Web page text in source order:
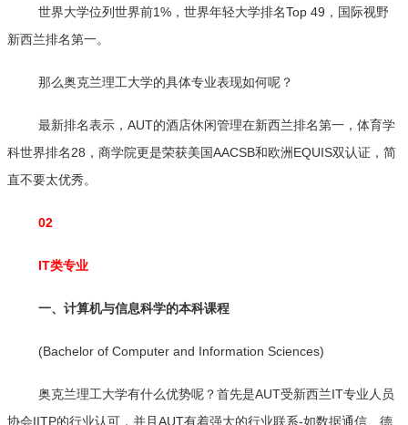
世界大学位列世界前1%，世界年轻大学排名Top 49，国际视野
新西兰排名第一。
那么奥克兰理工大学的具体专业表现如何呢？
最新排名表示，AUT的酒店休闲管理在新西兰排名第一，体育学
科世界排名28，商学院更是荣获美国AACSB和欧洲EQUIS双认证，简
直不要太优秀。
02
IT类专业
一、计算机与信息科学的本科课程
(Bachelor of Computer and Information Sciences)
奥克兰理工大学有什么优势呢？首先是AUT受新西兰IT专业人员
协会IITP的行业认可，并且AUT有着强大的行业联系-如数据通信、德